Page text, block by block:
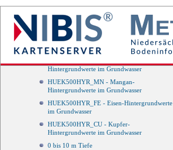
Hintergrundwerte im Grundwasser
HUEK500HYR_HG - Quecksilber-
Hintergrundwerte im Grundwasser
HUEK500HYR_SO4 - Sulfat-
Hintergrundwerte im Grundwasser
Hintergrundwerte im Grundwasser
HUEK500HYR_MN - Mangan-
Hintergrundwerte im Grundwasser
HUEK500HYR_FE - Eisen-Hintergrundwerte
im Grundwasser
HUEK500HYR_CU - Kupfer-
Hintergrundwerte im Grundwasser
0 bis 10 m Tiefe